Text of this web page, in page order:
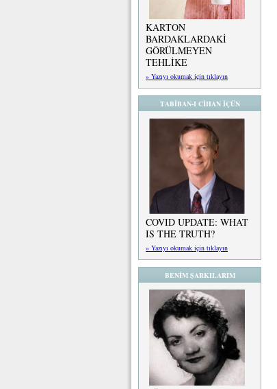
KARTON
BARDAKLARDAKİ
GÖRÜLMEYEN
TEHLİKE
» Yazıyı okumak için tıklayın
TABİBAN-I CİHAN İÇÜN
COVID UPDATE: WHAT
IS THE TRUTH?
» Yazıyı okumak için tıklayın
BENİM ŞARKILARIM